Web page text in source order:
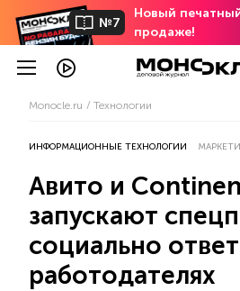
№7
Новый
продаже!
Monocle.ru Технологии
ИНФОРМАЦИОННЫЕ ТЕХНОЛОГИИ
Авито и
запускают
социально
работодателях